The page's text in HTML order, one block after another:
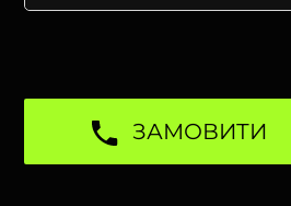
ЗАМОВИТИ